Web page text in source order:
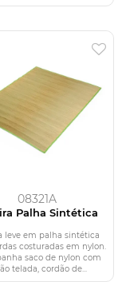
08321A
Palha Sintética
leve em palha sintética
costuradas em nylon.
saco de nylon com
telada, cordão de...